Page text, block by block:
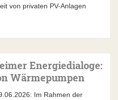
von privaten PV-Anlagen
Energiedialoge:
Wärmepumpen
Im Rahmen der